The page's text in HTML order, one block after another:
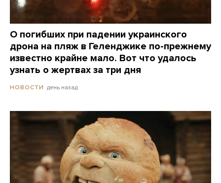
О погибших при падении украинского
дрона на пляж в Геленджике по-прежнему
известно крайне мало. Вот что удалось
узнать о жертвах за три дня
НОВОСТИ день назад